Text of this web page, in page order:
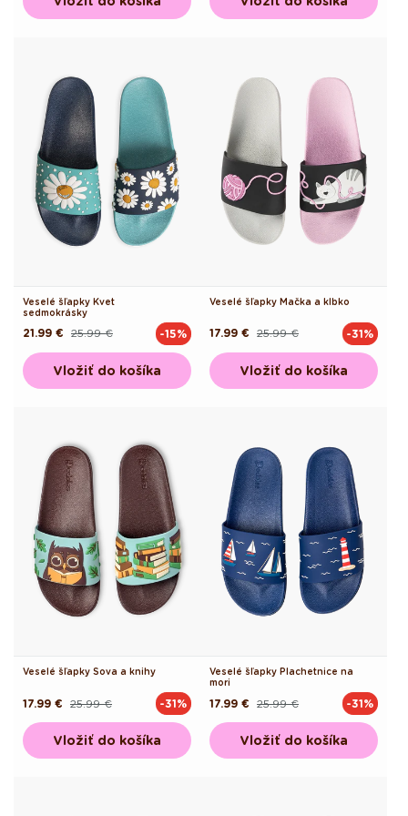
Veselé šľapky Kvet
sedmokrásky
Pôvodná25.99 €
Akciová
21.99 € -15%
Vložiť do košíka
Veselé šľapky Mačka a klbko
Pôvodná25.99 €
Akciová
17.99 € -31%
Vložiť do košíka
Veselé šľapky Sova a knihy
Pôvodná25.99 €
Akciová
17.99 € -31%
Vložiť do košíka
Veselé šľapky Plachetnice na
mori
Pôvodná25.99 €
Akciová
17.99 € -31%
Vložiť do košíka